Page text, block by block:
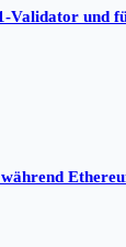
Validator und